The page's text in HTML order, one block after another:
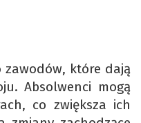
które dają
Absolwenci mogą
co zwiększa ich